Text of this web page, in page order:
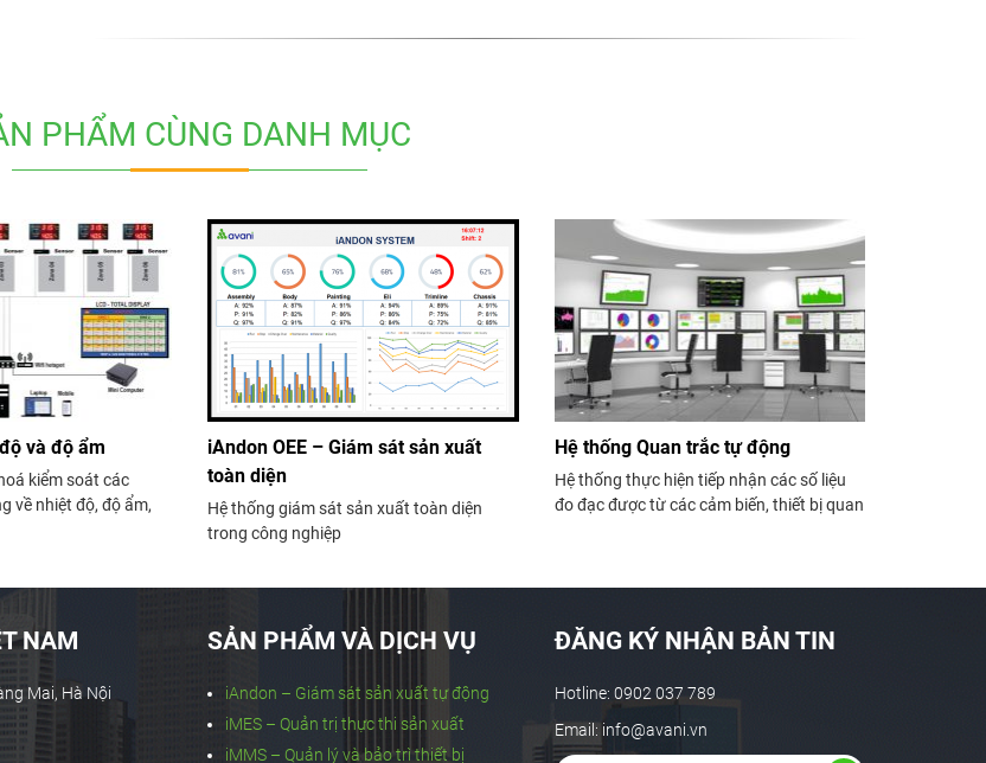
PHẨM CÙNG DANH MỤC
và độ ẩm
kiểm soát các
về nhiệt độ, độ ẩm,
iAndon OEE – Giám sát sản xuất
toàn diện
Hệ thống giám sát sản xuất toàn diện
trong công nghiệp
Hệ thống Quan trắc tự động
Hệ thống thực hiện tiếp nhận các số liệu
đo đạc được từ các cảm biến, thiết bị quan
NAM
Mai, Hà Nội
SẢN PHẨM VÀ DỊCH VỤ
iAndon – Giám sát sản xuất tự động
iMES – Quản trị thực thi sản xuất
iMMS – Quản lý và bảo trì thiết bị
ĐĂNG KÝ NHẬN BẢN TIN
Hotline: 0902 037 789
Email: info@avani.vn